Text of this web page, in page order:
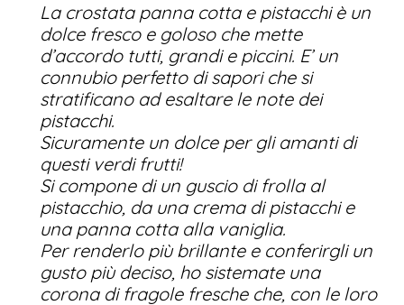
La crostata panna cotta e pistacchi è un
dolce fresco e goloso che mette
d’accordo tutti, grandi e piccini. E’ un
connubio perfetto di sapori che si
stratificano ad esaltare le note dei
pistacchi.
Sicuramente un dolce per gli amanti di
questi verdi frutti!
Si compone di un guscio di frolla al
pistacchio, da una crema di pistacchi e
una panna cotta alla vaniglia.
Per renderlo più brillante e conferirgli un
gusto più deciso, ho sistemate una
corona di fragole fresche che, con le loro